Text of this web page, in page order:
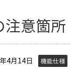
意箇所
4月14日 機能仕様